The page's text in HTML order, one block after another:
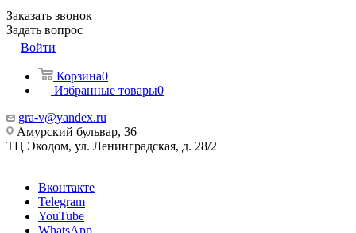
Заказать звонок
Задать вопрос
Войти
Корзина0
Избранные товары0
gra-v@yandex.ru
Амурский бульвар, 36
ТЦ Экодом, ул. Ленинградская, д. 28/2
Вконтакте
Telegram
YouTube
WhatsApp